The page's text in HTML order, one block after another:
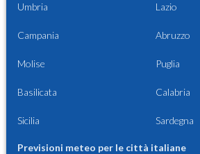
Umbria Lazio
Campania Abruzzo
Molise Puglia
Basilicata Calabria
Sicilia Sardegna
Previsioni meteo per le città italiane